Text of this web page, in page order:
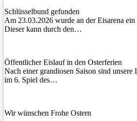
Schlüsselbund gefunden
Am 23.03.2026 wurde an der Eisarena
Dieser kann durch den…
Öffentlicher Eislauf in den Osterferien
Nach einer grandiosen Saison sind unsere
im 6. Spiel des…
Wir wünschen Frohe Ostern